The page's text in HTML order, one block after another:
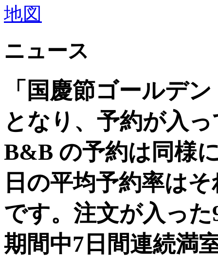
ニュース
「国慶節ゴールデ
となり、予約が入
B&B の予約は同様
日の平均予約率は
です。注文が入っ
期間中7日間連続満